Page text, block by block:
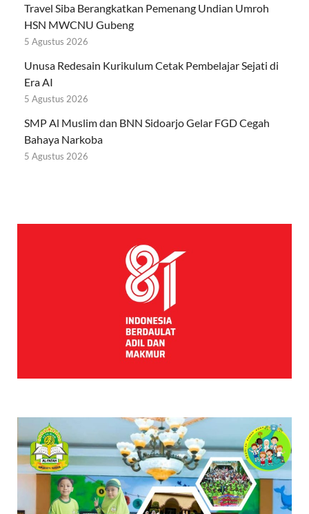
Travel Siba Berangkatkan Pemenang Undian Umroh
HSN MWCNU Gubeng
5 Agustus 2026
Unusa Redesain Kurikulum Cetak Pembelajar Sejati di
Era AI
5 Agustus 2026
SMP Al Muslim dan BNN Sidoarjo Gelar FGD Cegah
Bahaya Narkoba
5 Agustus 2026